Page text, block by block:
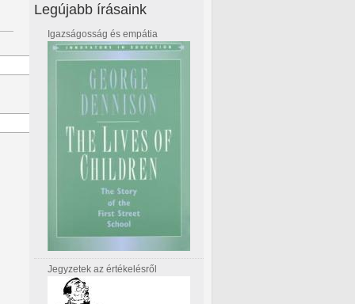
Legújabb írásaink
Igazságosság és empátia
Jegyzetek az értékelésről